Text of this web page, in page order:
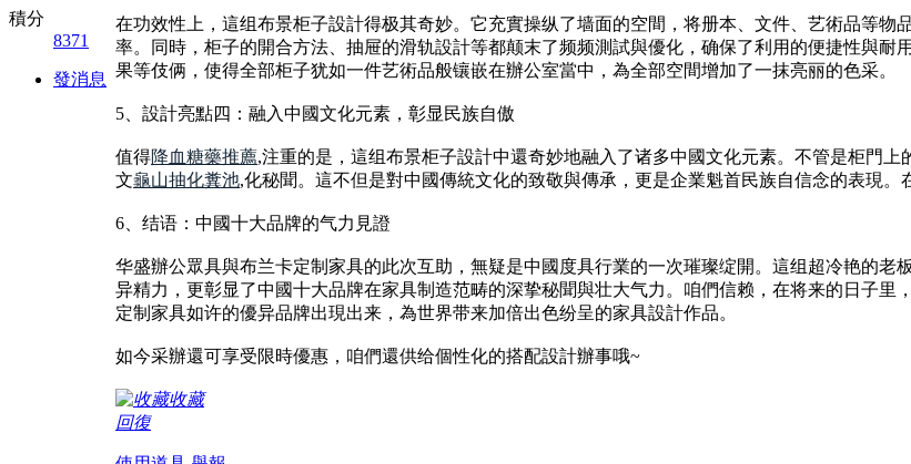
積分
8371
發消息
在功效性上，這组布景柜子設計得极其奇妙。它充實操纵了墙面的空間，将册本、文件、艺術品等
率。同時，柜子的開合方法、抽屉的滑轨設計等都颠末了频频測試與優化，确保了利用的便捷性與
果等伎俩，使得全部柜子犹如一件艺術品般镶嵌在辦公室當中，為全部空間增加了一抹亮丽的色采。
5、設計亮點四：融入中國文化元素，彰显民族自傲
值得降血糖藥推薦,注重的是，這组布景柜子設計中還奇妙地融入了诸多中國文化元素。不管是柜門
文龜山抽化糞池,化秘聞。這不但是對中國傳統文化的致敬與傳承，更是企業魁首民族自信念的表現
6、结语：中國十大品牌的气力見證
华盛辦公眾具與布兰卡定制家具的此次互助，無疑是中國度具行業的一次璀璨绽開。這组超冷艳的
异精力，更彰显了中國十大品牌在家具制造范畴的深挚秘聞與壮大气力。咱們信赖，在将来的日子
定制家具如许的優异品牌出現出来，為世界带来加倍出色纷呈的家具設計作品。
如今采辦還可享受限時優惠，咱們還供给個性化的搭配設計辦事哦~
收藏
回復